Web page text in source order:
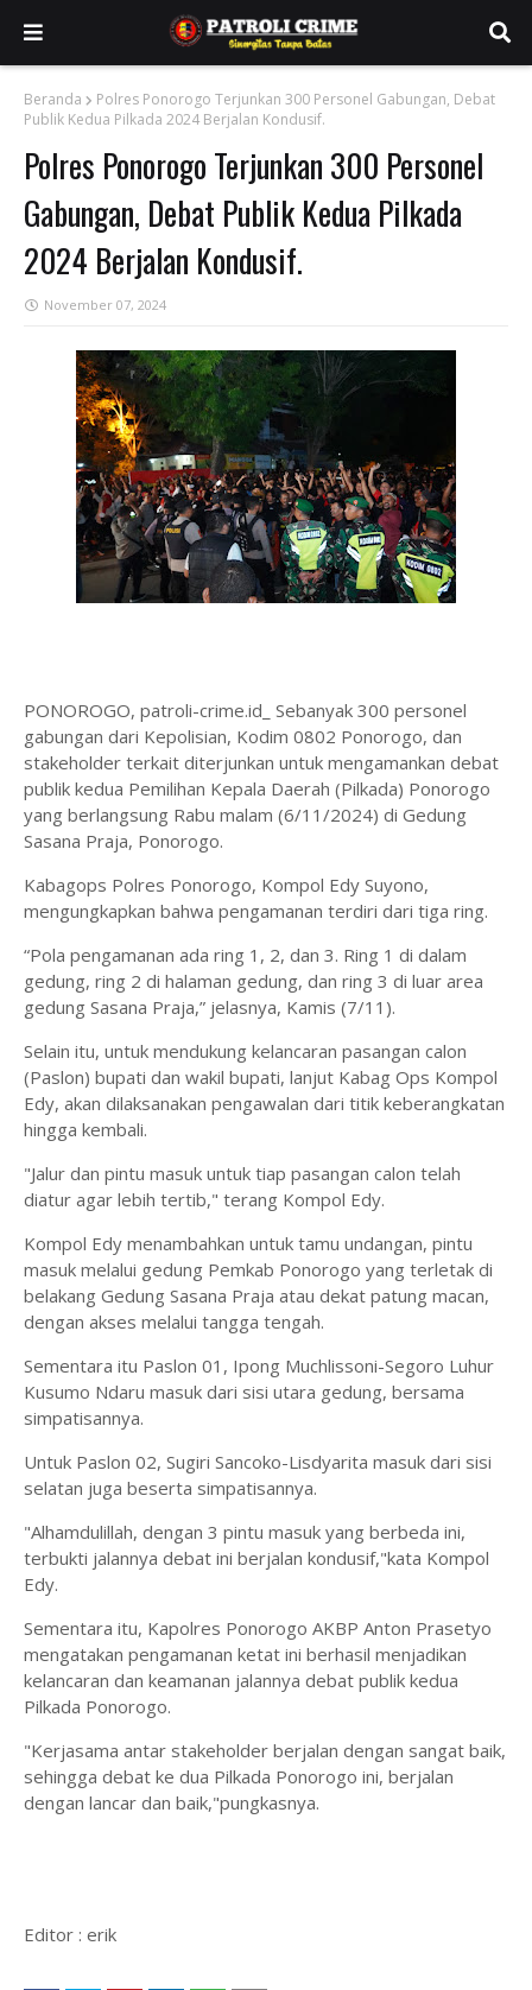
Beranda
Polres Ponorogo Terjunkan 300 Personel Gabungan, Debat
Publik Kedua Pilkada 2024 Berjalan Kondusif.
Polres Ponorogo Terjunkan 300 Personel
Gabungan, Debat Publik Kedua Pilkada
2024 Berjalan Kondusif.
November 07, 2024
PONOROGO, patroli-crime.id_ Sebanyak 300 personel
gabungan dari Kepolisian, Kodim 0802 Ponorogo, dan
stakeholder terkait diterjunkan untuk mengamankan debat
publik kedua Pemilihan Kepala Daerah (Pilkada) Ponorogo
yang berlangsung Rabu malam (6/11/2024) di Gedung
Sasana Praja, Ponorogo.
Kabagops Polres Ponorogo, Kompol Edy Suyono,
mengungkapkan bahwa pengamanan terdiri dari tiga ring.
“Pola pengamanan ada ring 1, 2, dan 3. Ring 1 di dalam
gedung, ring 2 di halaman gedung, dan ring 3 di luar area
gedung Sasana Praja,” jelasnya, Kamis (7/11).
Selain itu, untuk mendukung kelancaran pasangan calon
(Paslon) bupati dan wakil bupati, lanjut Kabag Ops Kompol
Edy, akan dilaksanakan pengawalan dari titik keberangkatan
hingga kembali.
"Jalur dan pintu masuk untuk tiap pasangan calon telah
diatur agar lebih tertib," terang Kompol Edy.
Kompol Edy menambahkan untuk tamu undangan, pintu
masuk melalui gedung Pemkab Ponorogo yang terletak di
belakang Gedung Sasana Praja atau dekat patung macan,
dengan akses melalui tangga tengah.
Sementara itu Paslon 01, Ipong Muchlissoni-Segoro Luhur
Kusumo Ndaru masuk dari sisi utara gedung, bersama
simpatisannya.
Untuk Paslon 02, Sugiri Sancoko-Lisdyarita masuk dari sisi
selatan juga beserta simpatisannya.
"Alhamdulillah, dengan 3 pintu masuk yang berbeda ini,
terbukti jalannya debat ini berjalan kondusif,"kata Kompol
Edy.
Sementara itu, Kapolres Ponorogo AKBP Anton Prasetyo
mengatakan pengamanan ketat ini berhasil menjadikan
kelancaran dan keamanan jalannya debat publik kedua
Pilkada Ponorogo.
"Kerjasama antar stakeholder berjalan dengan sangat baik,
sehingga debat ke dua Pilkada Ponorogo ini, berjalan
dengan lancar dan baik,"pungkasnya.
Editor : erik